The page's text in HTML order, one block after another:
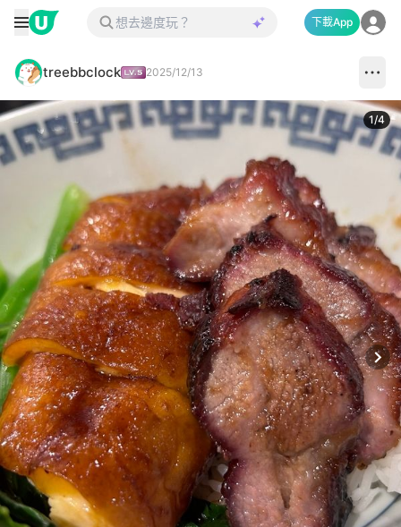
下載App
treebbclock 2025/12/13
1/4